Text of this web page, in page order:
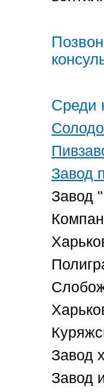
Среди
Завод
Завод
Завод
Завод